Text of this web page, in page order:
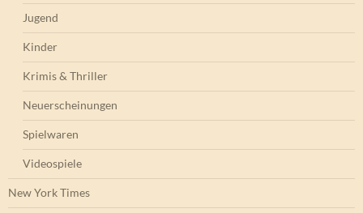
Jugend
Kinder
Krimis & Thriller
Neuerscheinungen
Spielwaren
Videospiele
New York Times